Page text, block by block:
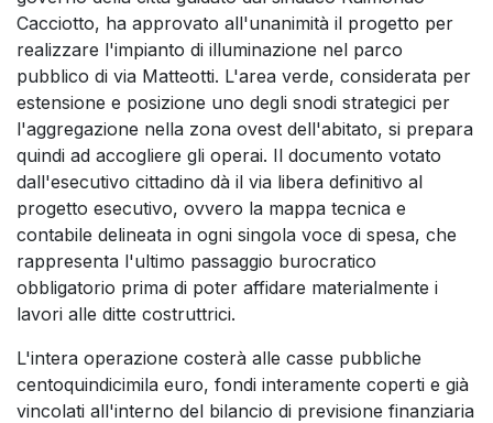
Cacciotto, ha approvato all'unanimità il progetto per
realizzare l'impianto di illuminazione nel parco
pubblico di via Matteotti. L'area verde, considerata per
estensione e posizione uno degli snodi strategici per
l'aggregazione nella zona ovest dell'abitato, si prepara
quindi ad accogliere gli operai. Il documento votato
dall'esecutivo cittadino dà il via libera definitivo al
progetto esecutivo, ovvero la mappa tecnica e
contabile delineata in ogni singola voce di spesa, che
rappresenta l'ultimo passaggio burocratico
obbligatorio prima di poter affidare materialmente i
lavori alle ditte costruttrici.
L'intera operazione costerà alle casse pubbliche
centoquindicimila euro, fondi interamente coperti e già
vincolati all'interno del bilancio di previsione finanziaria